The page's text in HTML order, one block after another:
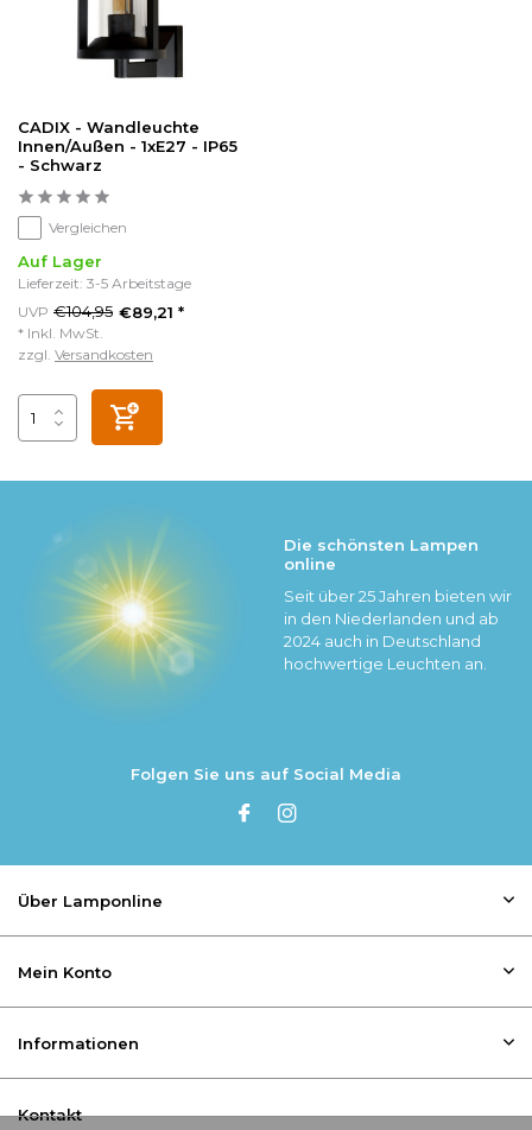
CADIX - Wandleuchte
Innen/Außen - 1xE27 - IP65
- Schwarz
Vergleichen
Auf Lager
Lieferzeit: 3-5 Arbeitstage
UVP €104,95 €89,21 *
* Inkl. MwSt.
zzgl. Versandkosten
Die schönsten Lampen
online
Seit über 25 Jahren bieten wir
in den Niederlanden und ab
2024 auch in Deutschland
hochwertige Leuchten an.
Folgen Sie uns auf Social Media
Über Lamponline
Mein Konto
Informationen
Kontakt